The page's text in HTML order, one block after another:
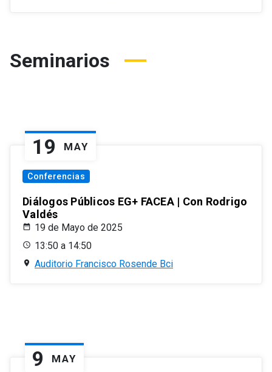
Seminarios
19 MAY
Conferencias
Diálogos Públicos EG+ FACEA | Con Rodrigo
Valdés
19 de Mayo de 2025
13:50 a 14:50
Auditorio Francisco Rosende Bci
9 MAY